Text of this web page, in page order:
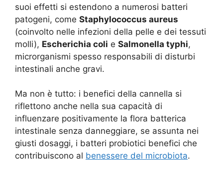
suoi effetti si estendono a numerosi batteri
patogeni, come Staphylococcus aureus
(coinvolto nelle infezioni della pelle e dei tessuti
molli), Escherichia coli e Salmonella typhi,
microrganismi spesso responsabili di disturbi
intestinali anche gravi.
Ma non è tutto: i benefici della cannella si
riflettono anche nella sua capacità di
influenzare positivamente la flora batterica
intestinale senza danneggiare, se assunta nei
giusti dosaggi, i batteri probiotici benefici che
contribuiscono al benessere del microbiota.